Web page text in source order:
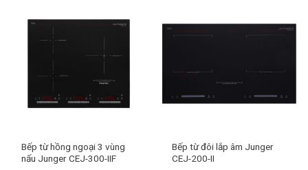
Bếp từ hồng ngoại 3 vùng
nấu Junger CEJ-300-IIF
Bếp từ đôi lắp âm Junger
CEJ-200-II